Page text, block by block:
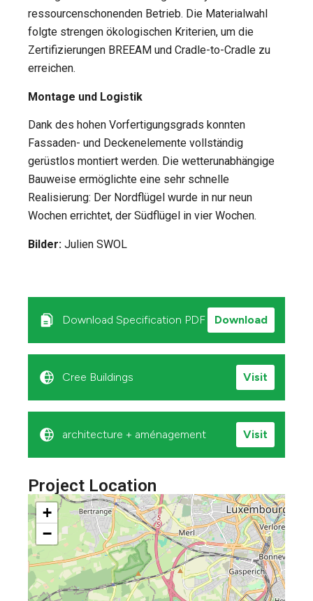
ressourcenschonenden Betrieb. Die Materialwahl
folgte strengen ökologischen Kriterien, um die
Zertifizierungen BREEAM und Cradle-to-Cradle zu
erreichen.
Montage und Logistik
Dank des hohen Vorfertigungsgrads konnten
Fassaden- und Deckenelemente vollständig
gerüstlos montiert werden. Die wetterunabhängige
Bauweise ermöglichte eine sehr schnelle
Realisierung: Der Nordflügel wurde in nur neun
Wochen errichtet, der Südflügel in vier Wochen.
Bilder: Julien SWOL
Download Specification PDF Download
Cree Buildings Visit
architecture + aménagement Visit
Project Location
+
−